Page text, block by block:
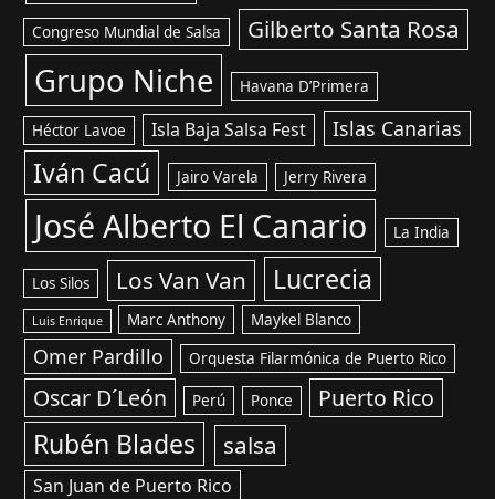
Congreso Mundial de Salsa Gilberto Santa Rosa
Grupo Niche Havana D’Primera
Héctor Lavoe Isla Baja Salsa Fest Islas Canarias
Iván Cacú Jairo Varela Jerry Rivera
José Alberto El Canario La India
Los Silos Los Van Van Lucrecia
Luis Enrique Marc Anthony Maykel Blanco
Omer Pardillo Orquesta Filarmónica de Puerto Rico
Oscar D´León Perú Ponce Puerto Rico
Rubén Blades salsa
San Juan de Puerto Rico